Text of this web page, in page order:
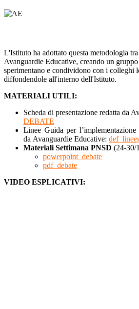
L'Istituto ha adottato questa metodologia
Avanguardie Educative, creando un
sperimentano e condividono con i colleghi
diffondendole all'interno dell'Istituto.
MATERIALI UTILI:
Scheda di presentazione redatta da
DEBATE
Linee Guida per l’implementazione
da Avanguardie Educative:
Materiali Settimana PNSD (24-30/
powerpoint_debate
pdf_debate
VIDEO ESPLICATIVI: